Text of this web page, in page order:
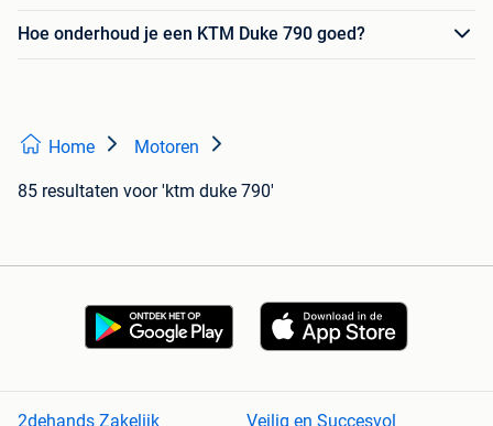
Hoe onderhoud je een KTM Duke 790 goed?
Home Motoren
85 resultaten voor 'ktm duke 790'
2dehands Zakelijk Veilig en Succesvol